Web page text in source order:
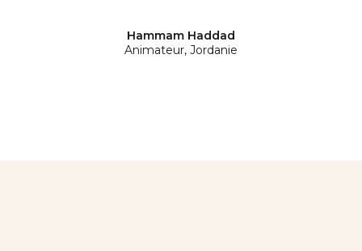
Hammam Haddad
Animateur, Jordanie